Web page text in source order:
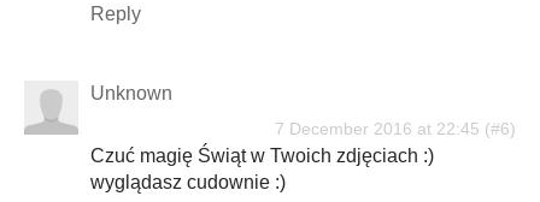
Reply
Unknown
7 December 2016 at 22:45
Czuć magię Świąt w Twoich zdjęciach :)
wyglądasz cudownie :)